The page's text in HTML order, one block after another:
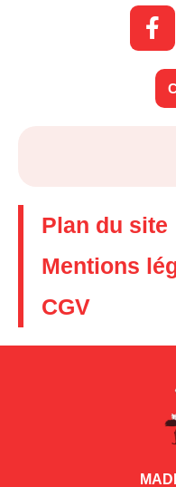
Plan du site
Mentions
CGV